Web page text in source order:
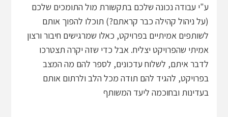
ע"י עבודה נכונה שלכם בתקשורת מול התומכים שלכם
(על ניהול קהילה כבר קראתם?) תוכלו להפוך אותם
לשותפים אמיתיים בפרויקט, כאלו שמרגישים חיבור ורצון
אמיתי שהפרויקט יצליח. אבל כדי שזה יקרה תצטרכו
לדבר איתם, לשלוח עדכונים, לספר להם מה המצב
בפרויקט, להגיד להם תודה מכל הלב ולרתום אותם
בעדינות ובחוכמה ליעד המשותף